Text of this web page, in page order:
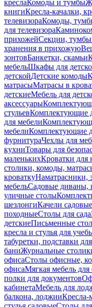
креслаКомоды и тумбы
книгиКресла-качалки,
телевизораКомоды,
для телевизора
прихожейСекции,
хранения в прихожую
зонтовБанкетки, скамьи
мебельШкафы для
детскойДетские комоды
матрасыМатрасы в
детскиеМебель для
аксессуары
стульевКомплектующие
для мебели
мебелиКомплектующие
фурнитураЧехлы для
кухниТовары для
маленькихКроватки для
столики, комоды,
кроваткуНаматрасники,
мебельСадовые диваны,
уличные столы
шезлонгиКачели садовые
походныеСтолы для сада
детскиеПисьменные
кресла и стулья для
табуретки, подставки
баниЖурнальные
офисаСтолы офисные,
офисаМягкая мебель для
полки для документов
кабинетаМебель для
балкона, лоджииКресла-